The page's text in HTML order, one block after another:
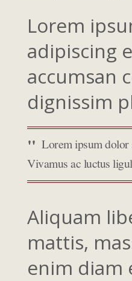
Lorem
adipiscing
accumsan
dignissim
Lorem ipsum dolor
Vivamus ac luctus
Aliquam
mattis,
enim diam